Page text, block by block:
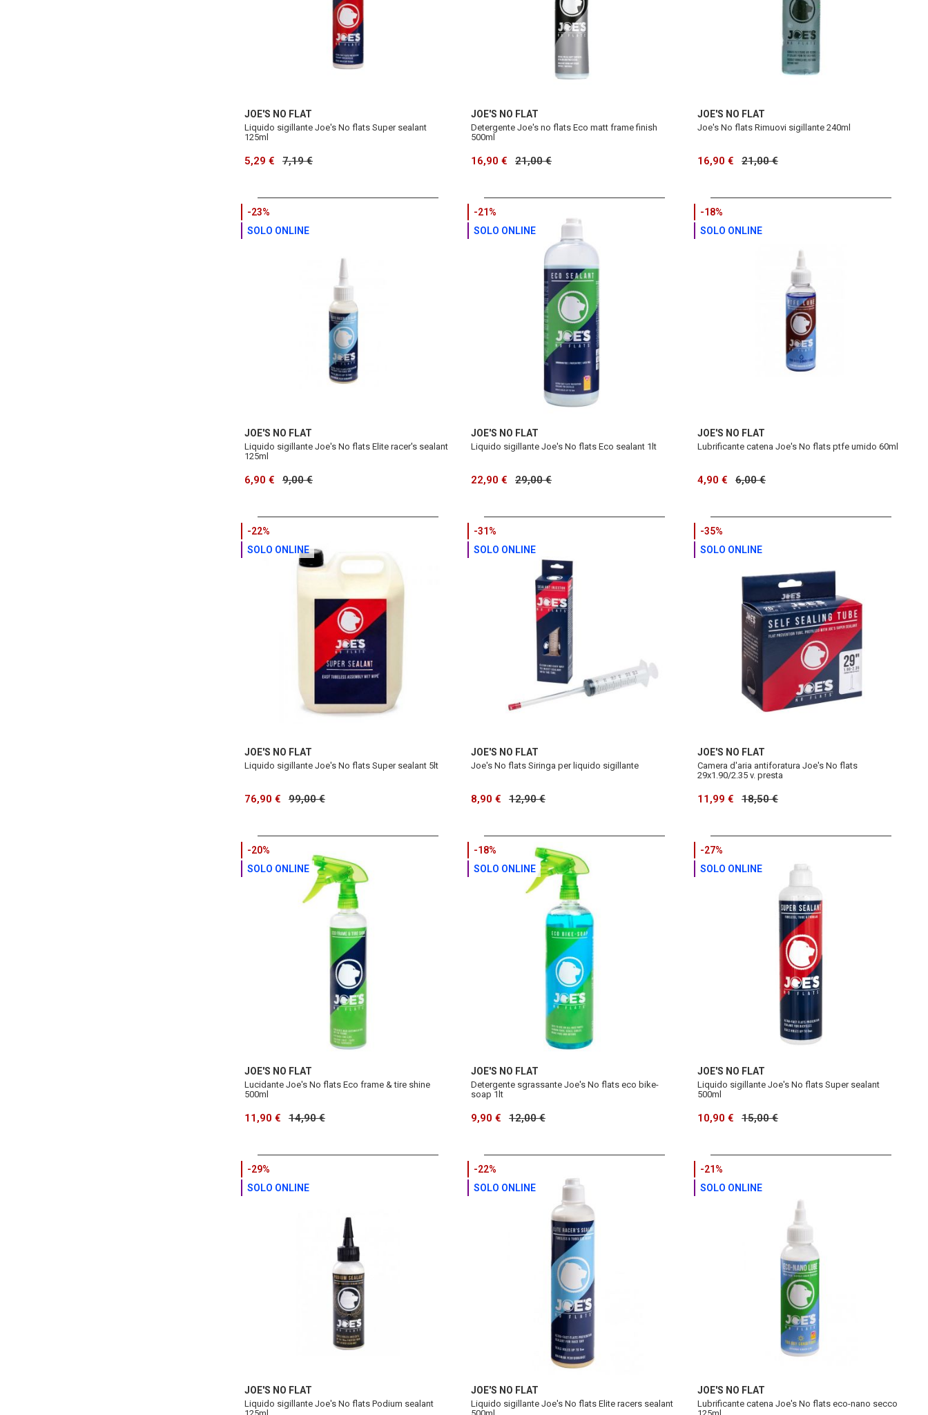
JOE'S NO FLAT
Liquido sigillante Joe's No flats Super sealant
125ml
5,29 € 7,19 €
JOE'S NO FLAT
Detergente Joe's no flats Eco matt frame finish
500ml
16,90 € 21,00 €
JOE'S NO FLAT
Joe's No flats Rimuovi sigillante 240ml
16,90 € 21,00 €
-23%
SOLO ONLINE
JOE'S NO FLAT
Liquido sigillante Joe's No flats Elite racer's sealant
125ml
6,90 € 9,00 €
-21%
SOLO ONLINE
JOE'S NO FLAT
Liquido sigillante Joe's No flats Eco sealant 1lt
22,90 € 29,00 €
-18%
SOLO ONLINE
JOE'S NO FLAT
Lubrificante catena Joe's No flats ptfe umido 60ml
4,90 € 6,00 €
-22%
SOLO ONLINE
JOE'S NO FLAT
Liquido sigillante Joe's No flats Super sealant 5lt
76,90 € 99,00 €
-31%
SOLO ONLINE
JOE'S NO FLAT
Joe's No flats Siringa per liquido sigillante
8,90 € 12,90 €
-35%
SOLO ONLINE
JOE'S NO FLAT
Camera d'aria antiforatura Joe's No flats
29x1.90/2.35 v. presta
11,99 € 18,50 €
-20%
SOLO ONLINE
JOE'S NO FLAT
Lucidante Joe's No flats Eco frame & tire shine
500ml
11,90 € 14,90 €
-18%
SOLO ONLINE
JOE'S NO FLAT
Detergente sgrassante Joe's No flats eco bike-
soap 1lt
9,90 € 12,00 €
-27%
SOLO ONLINE
JOE'S NO FLAT
Liquido sigillante Joe's No flats Super sealant
500ml
10,90 € 15,00 €
-29%
SOLO ONLINE
JOE'S NO FLAT
Liquido sigillante Joe's No flats Podium sealant
-22%
SOLO ONLINE
JOE'S NO FLAT
Liquido sigillante Joe's No flats Elite racers sealant
-21%
SOLO ONLINE
JOE'S NO FLAT
Lubrificante catena Joe's No flats eco-nano secco